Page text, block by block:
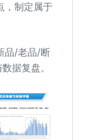
，制定属于
品/老品/断
据复盘。